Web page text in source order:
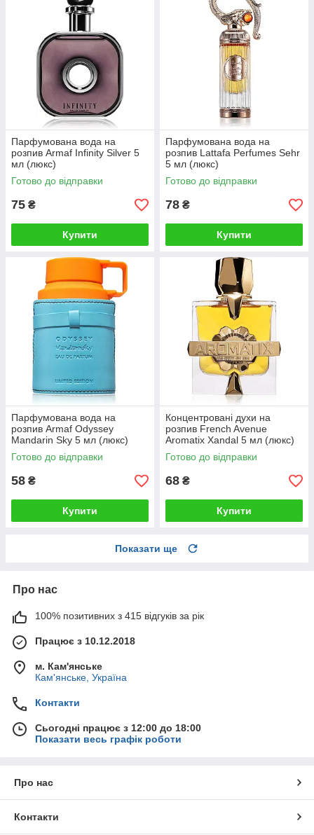
Парфумована вода на
розпив Armaf Infinity Silver 5
мл (люкс)
Готово до відправки
75 ₴
Купити
Парфумована вода на
розпив Lattafa Perfumes Sehr
5 мл (люкс)
Готово до відправки
78 ₴
Купити
Парфумована вода на
розпив Armaf Odyssey
Mandarin Sky 5 мл (люкс)
Готово до відправки
58 ₴
Купити
Концентровані духи на
розпив French Avenue
Aromatix Xandal 5 мл (люкс)
Готово до відправки
68 ₴
Купити
Показати ще
Про нас
100% позитивних з 415 відгуків за рік
Працює з 10.12.2018
м. Кам'янське
Кам'янське, Україна
Контакти
Сьогодні працює з 12:00 до 18:00
Показати весь графік роботи
Про нас
Контакти